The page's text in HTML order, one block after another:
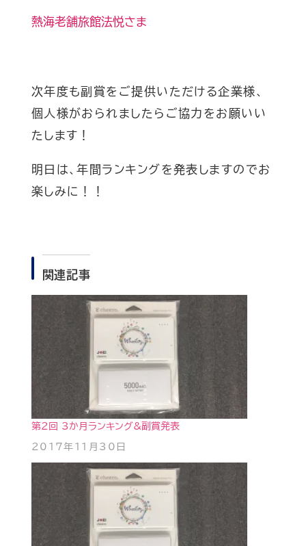
熱海老舗旅館法悦さま
次年度も副賞をご提供いただける企業様、
個人様がおられましたらご協力をお願いい
たします！
明日は、年間ランキングを発表しますのでお
楽しみに！！
関連記事
第2回 3か月ランキング&副賞発表
2017年11月30日